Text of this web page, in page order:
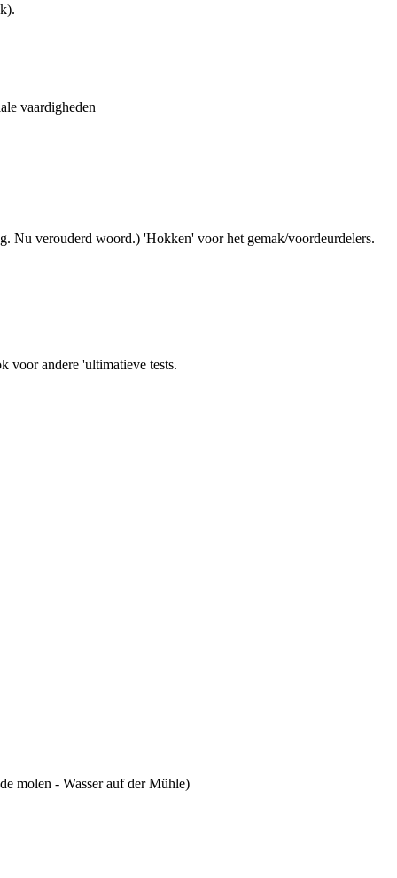
vaardigheden
Nu verouderd woord.) 'Hokken' voor het gemak/voordeurdelers.
voor andere 'ultimatieve tests.
molen - Wasser auf der Mühle)